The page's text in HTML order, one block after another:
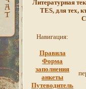
Литературная
TES, для тех,
Навигация:
Правила
Форма
заполнения
анкеты
Путеводитель